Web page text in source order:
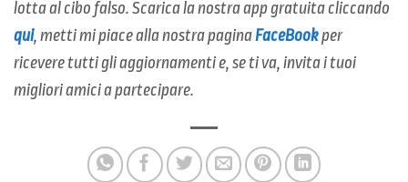
lotta al cibo falso. Scarica la nostra app gratuita cliccando
qui, metti mi piace alla nostra paginaFaceBookper
ricevere tutti gli aggiornamenti e, se ti va, invita i tuoi
migliori amici a partecipare.